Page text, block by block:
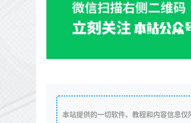
本站提供的一切软件、教程和内容信息